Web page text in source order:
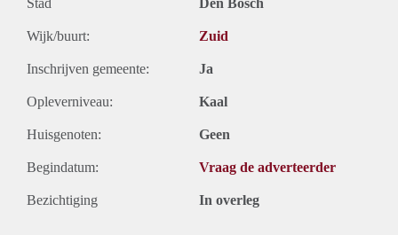
Wijk/buurt: Zuid
Inschrijven gemeente: Ja
Opleverniveau: Kaal
Huisgenoten: Geen
Begindatum: Vraag de adverteerder
Bezichtiging In overleg